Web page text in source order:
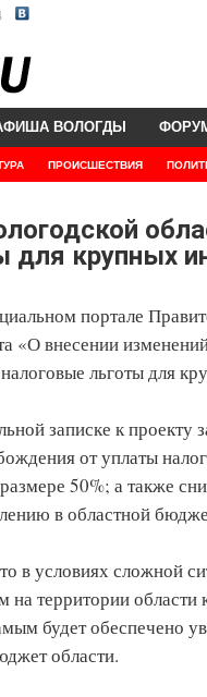
ПРОИСШЕСТВИЯ
ВОЛОГДЫ
для крупных
портале
«О внесении
льготы для
записке к проекту
от уплаты
50%; а также
в областной
в условиях сложной
территории области
будет обеспечено
области.